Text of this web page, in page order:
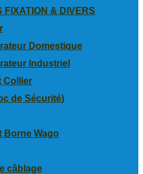
FIXATION & DIVERS
Domestique
Industriel
Collier
de Sécurité)
Borne Wago
câblage